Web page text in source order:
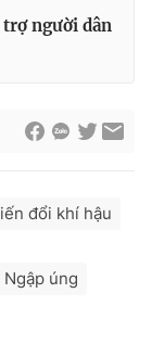
người dân
đổi khí hậu
Ngập úng